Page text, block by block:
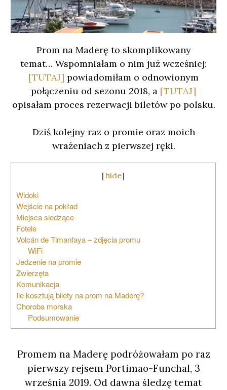
Prom na Maderę to skomplikowany
temat… Wspomniałam o nim już wcześniej:
[TUTAJ] powiadomiłam o odnowionym
połączeniu od sezonu 2018, a [TUTAJ]
opisałam proces rezerwacji biletów po polsku.
Dziś kolejny raz o promie oraz moich
wrażeniach z pierwszej ręki.
[hide]
Widoki
Wejście na pokład
Miejsca siedzące
Fotele
Volcán de Timanfaya – zdjęcia promu
WiFi
Jedzenie na promie
Zwierzęta
Komunikacja
Ile kosztują bilety na prom na Maderę?
Choroba morska
Podsumowanie
Promem na Maderę podróżowałam po raz
pierwszy rejsem Portimao-Funchal, 3
września 2019. Od dawna śledzę temat